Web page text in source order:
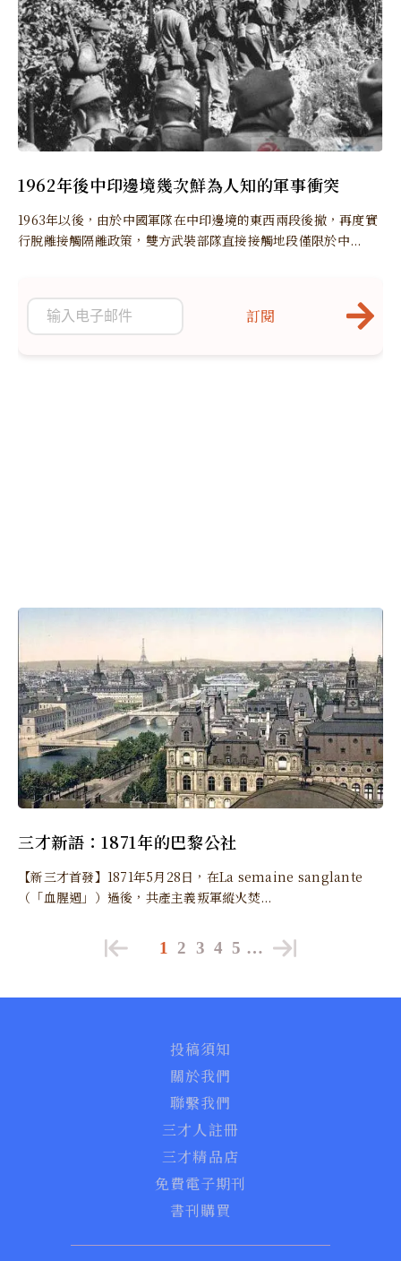
1962年後中印邊境幾次鮮為人知的軍事衝突
1963年以後，由於中國軍隊在中印邊境的東西兩段後撤，再度實
行脫離接觸隔離政策，雙方武裝部隊直接接觸地段僅限於中...
三才新語：1871年的巴黎公社
【新三才首發】1871年5月28日，在La semaine sanglante
（「血腥週」）過後，共產主義叛軍縱火焚...
訂閱
1 2 3 4 5 …
投稿須知
關於我們
聯繫我們
三才人註冊
三才精品店
免費電子期刊
書刊購買